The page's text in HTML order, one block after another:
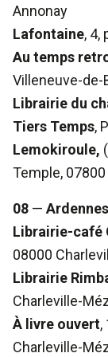
Annonay
Lafontaine, 4,
Au temps
Villeneuve-de-
Librairie du
Tiers Temps,
Lemokiroule,
Temple,
08 — Ardennes
Librairie-café
08000
Librairie
Charleville-
À livre ouvert,
Charleville-